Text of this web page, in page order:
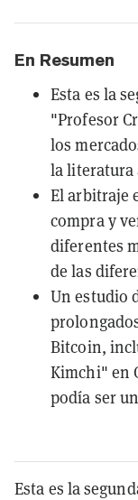
En Resumen
Esta es la
"Profesor
los
la literatura
El arbitraje
compra y
diferentes
de las
Un estudio
Bitcoin,
Kimchi" en
podía ser
Esta es la